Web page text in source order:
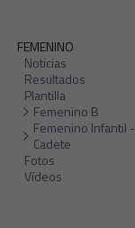
FEMENINO
Noticias
Resultados
Plantilla
Femenino B
Femenino Infantil -
Cadete
Fotos
Vídeos